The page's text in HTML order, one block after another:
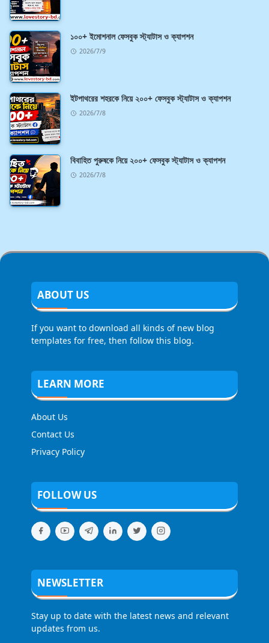
১০০+ ইমোশনাল ফেসবুক স্ট্যাটাস ও ক্যাপশন
2026/7/9
ইটপাথরের শহরকে নিয়ে ২০০+ ফেসবুক স্ট্যাটাস ও ক্যাপশন
2026/7/8
বিবাহিত পুরুষকে নিয়ে ২০০+ ফেসবুক স্ট্যাটাস ও ক্যাপশন
2026/7/8
ABOUT US
If you want to download all kinds of new blog
templates for free, then follow this blog.
LEARN MORE
About Us
Contact Us
Privacy Policy
FOLLOW US
NEWSLETTER
Stay up to date with the latest news and relevant
updates from us.